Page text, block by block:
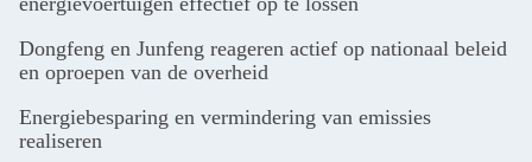
Dongfeng en Junfeng reageren actief op nationaal beleid
en oproepen van de overheid
Energiebesparing en vermindering van emissies
realiseren